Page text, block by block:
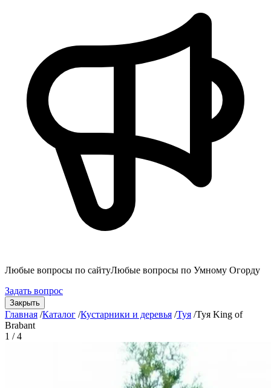
Любые вопросы по сайтуЛюбые вопросы по Умному Огорду
Задать вопрос
Закрыть
Главная /Каталог /Кустарники и деревья /Туя /Туя King of
Brabant
1 / 4